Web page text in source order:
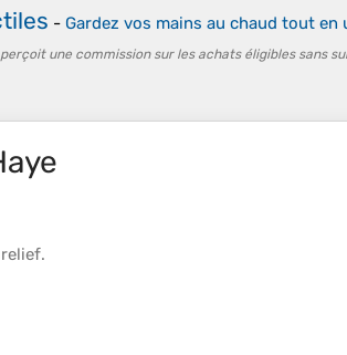
- Gardez vos mains au chaud tout en
une commission sur les achats éligibles sans
relief.